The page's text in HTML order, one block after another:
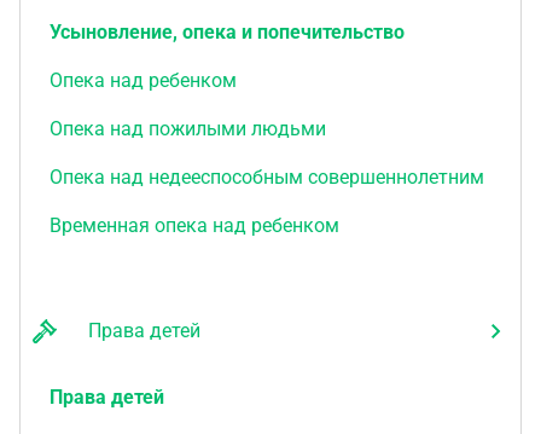
Усыновление, опека и попечительство
Опека над ребенком
Опека над пожилыми людьми
Опека над недееспособным совершеннолетним
Временная опека над ребенком
Права детей
Права детей